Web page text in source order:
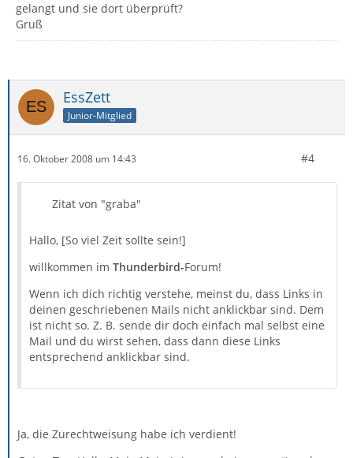
gelangt und sie dort überprüft?
Gruß
EssZett
Junior-Mitglied
16. Oktober 2008 um 14:43 #4
Zitat von "graba"
Hallo, [So viel Zeit sollte sein!]
willkommen im Thunderbird-Forum!
Wenn ich dich richtig verstehe, meinst du, dass Links in
deinen geschriebenen Mails nicht anklickbar sind. Dem
ist nicht so. Z. B. sende dir doch einfach mal selbst eine
Mail und du wirst sehen, dass dann diese Links
entsprechend anklickbar sind.
Ja, die Zurechtweisung habe ich verdient!